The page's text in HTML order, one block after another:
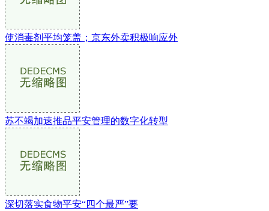
使消毒剂平均笼盖；京东外卖积极响应外
苏不竭加速推品平安管理的数字化转型
深切落实食物平安“四个最严”要